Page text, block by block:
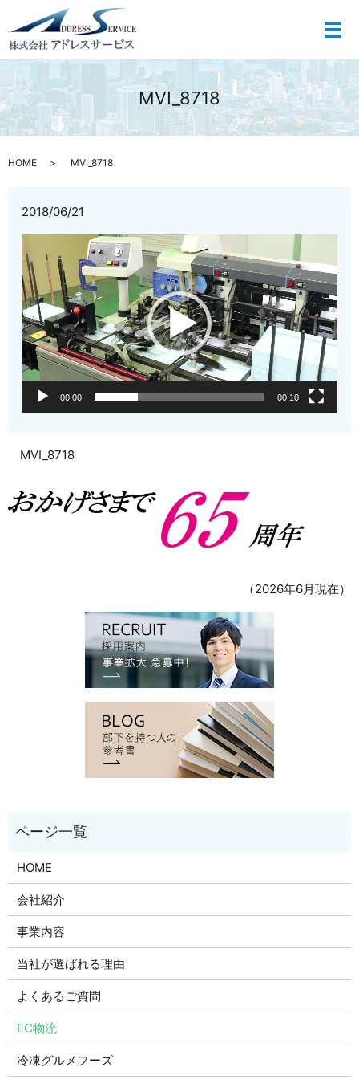
メ
MVI_8718
HOME MVI_8718
2018/06/21
画
プ
レ
ー
ヤ
ー
00:00 00:10
MVI_8718
（2026年6月現在）
HOME
会社紹介
事業内容
当社が選ばれる理由
よくあるご質問
EC物流
冷凍グルメフーズ